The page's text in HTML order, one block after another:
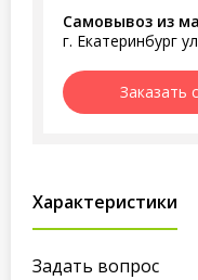
Самовывоз из
г. Екатеринбург
Заказать
Характеристики
Задать вопрос